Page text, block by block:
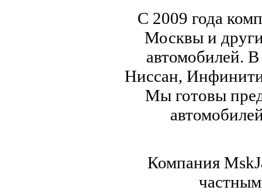
С 2009 года
Москвы и
автомобилей.
Ниссан,
Мы готовы
Компания